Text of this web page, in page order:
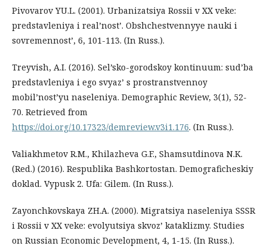
Pivovarov YU.L. (2001). Urbanizatsiya Rossii v XX veke:
predstavleniya i real’nost’. Obshchestvennyye nauki i
sovremennost’, 6, 101-113. (In Russ.).
Treyvish, A.I. (2016). Sel’sko-gorodskoy kontinuum: sud’ba
predstavleniya i ego svyaz’ s prostranstvennoy
mobil’nost’yu naseleniya. Demographic Review, 3(1), 52-
70. Retrieved from
https://doi.org/10.17323/demreview.v3i1.176. (In Russ.).
Valiakhmetov R.M., Khilazheva G.F., Shamsutdinova N.K.
(Red.) (2016). Respublika Bashkortostan. Demograficheskiy
doklad. Vypusk 2. Ufa: Gilem. (In Russ.).
Zayonchkovskaya ZH.A. (2000). Migratsiya naseleniya SSSR
i Rossii v XX veke: evolyutsiya skvoz’ kataklizmy. Studies
on Russian Economic Development, 4, 1-15. (In Russ.).